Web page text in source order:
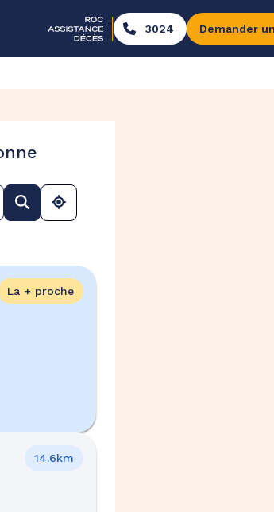
3024 Demander
La + proche
14.6km